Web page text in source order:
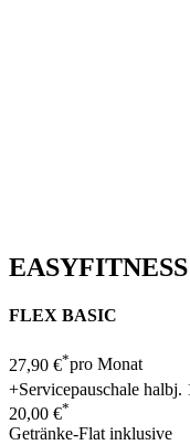
FLEX BASIC
27,90 €*pro Monat
+Servicepauschale halbj.
20,00 €*
Getränke-Flat inklusive